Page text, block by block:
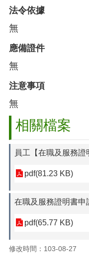
法令依據
無
應備證件
無
注意事項
無
相關檔案
員工【在職及服務
pdf(81.23 KB)
在職及服務證明書申
pdf(65.77 KB)
修改時間：103-08-27